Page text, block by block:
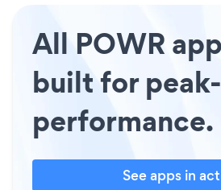
All POWR
built for peak-
performance.
See apps in